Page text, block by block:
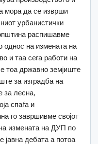
мора да се изврши
урбанистички
распишавме
однос на измената на
и таа сега работи на
тоа државно земјиште
за изградба на
за лесна,
спаѓа и
го завршивме својот
измената на ДУП по
јавна дебата а потоа